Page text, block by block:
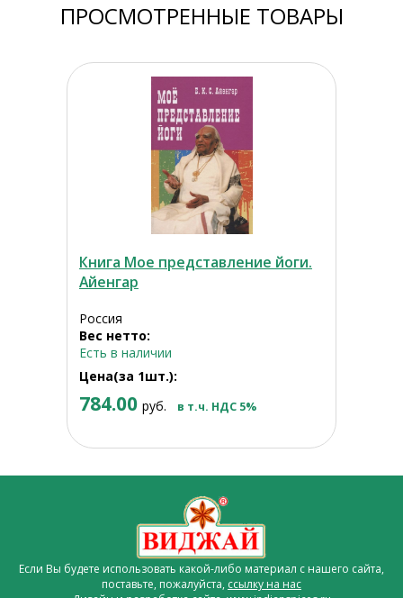
ПРОСМОТРЕННЫЕ ТОВАРЫ
Книга Мое представление йоги.
Айенгар
Россия
Вес нетто:
Есть в наличии
Цена(за 1шт.):
784.00 руб. в т.ч. НДС 5%
Если Вы будете использовать какой-либо материал с нашего сайта,
поставьте, пожалуйста, ссылку на нас